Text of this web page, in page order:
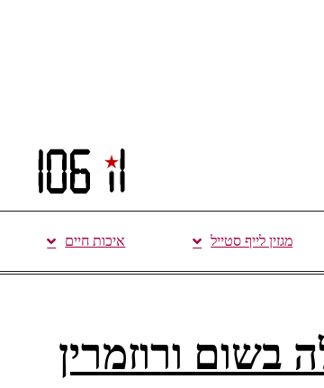
מגזין לייף סטייל איכות חיים
ורוזמרין